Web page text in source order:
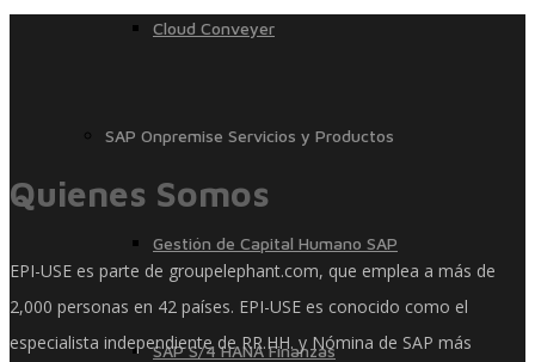
Cloud Conveyer
SAP Onpremise Servicios y Productos
Gestión de Capital Humano SAP
SAP S/4 HANA Finanzas
Quienes Somos
EPI-USE es parte de groupelephant.com, que emplea a más de
2,000 personas en 42 países. EPI-USE es conocido como el
especialista independiente de RR.HH. y Nómina de SAP más